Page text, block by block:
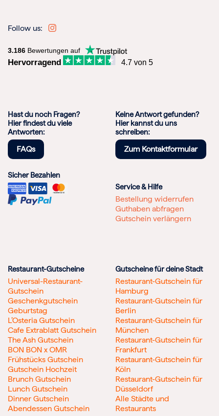
Follow us:
3.186 Bewertungen auf
Hervorragend 4.7 von 5
Hast du noch Fragen?
Hier findest du viele
Antworten:
FAQs
Keine Antwort gefunden?
Hier kannst du uns
schreiben:
Zum Kontaktformular
Sicher Bezahlen
Service & Hilfe
Bestellung widerrufen
Guthaben abfragen
Gutschein verlängern
Restaurant-Gutscheine
Universal-Restaurant-
Gutschein
Geschenkgutschein
Geburtstag
L’Osteria Gutschein
Cafe Extrablatt Gutschein
The Ash Gutschein
BON BON x OMR
Frühstücks Gutschein
Gutschein Hochzeit
Brunch Gutschein
Lunch Gutschein
Dinner Gutschein
Abendessen Gutschein
Gutscheine für deine Stadt
Restaurant-Gutschein für
Hamburg
Restaurant-Gutschein für
Berlin
Restaurant-Gutschein für
München
Restaurant-Gutschein für
Frankfurt
Restaurant-Gutschein für
Köln
Restaurant-Gutschein für
Düsseldorf
Alle Städte und
Restaurants